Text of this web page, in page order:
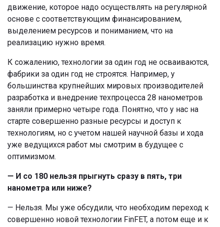
движение, которое надо осуществлять на регулярной
основе с соответствующим финансированием,
выделением ресурсов и пониманием, что на
реализацию нужно время.
К сожалению, технологии за один год не осваиваются,
фабрики за один год не строятся. Например, у
большинства крупнейших мировых производителей
разработка и внедрение техпроцесса 28 нанометров
заняли примерно четыре года. Понятно, что у нас на
старте совершенно разные ресурсы и доступ к
технологиям, но с учетом нашей научной базы и хода
уже ведущихся работ мы смотрим в будущее с
оптимизмом.
— И со 180 нельзя прыгнуть сразу в пять, три
нанометра или ниже?
— Нельзя. Мы уже обсудили, что необходим переход к
совершенно новой технологии FinFET, а потом еще и к